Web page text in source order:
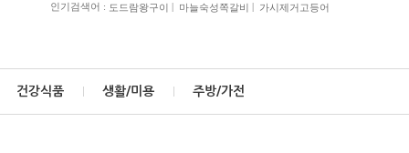
인기검색어 : 도드람왕구이 | 마늘숙성쪽갈비 | 가시제거고등어
건강식품 생활/미용 주방/가전